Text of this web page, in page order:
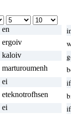
en
ergoiv
kaloiv
marturoumenh
ei
eteknotrofhsen
ei